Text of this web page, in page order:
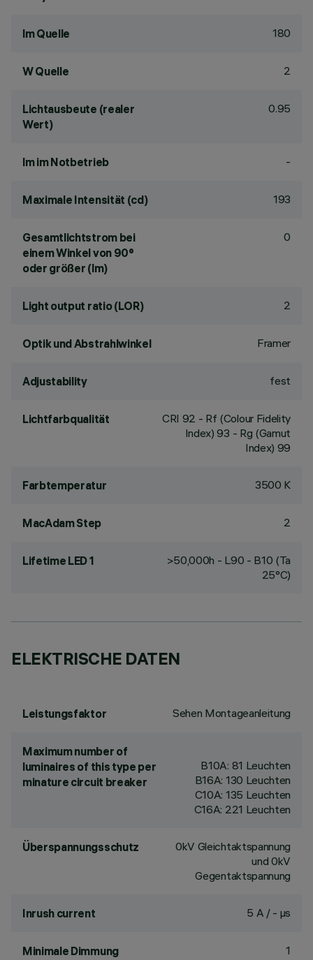
lm Quelle 180
W Quelle 2
Lichtausbeute (realer
Wert)
0.95
lm im Notbetrieb -
Maximale Intensität (cd) 193
Gesamtlichtstrom bei
einem Winkel von 90°
oder größer (lm)
0
Light output ratio (LOR) 2
Optik und Abstrahlwinkel Framer
Adjustability fest
Lichtfarbqualität CRI 92 - Rf (Colour Fidelity
Index) 93 - Rg (Gamut
Index) 99
Farbtemperatur 3500 K
MacAdam Step 2
Lifetime LED 1
>50,000h - L90 - B10 (Ta
25°C)
ELEKTRISCHE DATEN
Leistungsfaktor Sehen Montageanleitung
Maximum number of
luminaires of this type per
minature circuit breaker
B10A: 81 Leuchten
B16A: 130 Leuchten
C10A: 135 Leuchten
C16A: 221 Leuchten
Überspannungsschutz
0kV Gleichtaktspannung
und 0kV
Gegentaktspannung
Inrush current 5 A / - µs
Minimale Dimmung 1